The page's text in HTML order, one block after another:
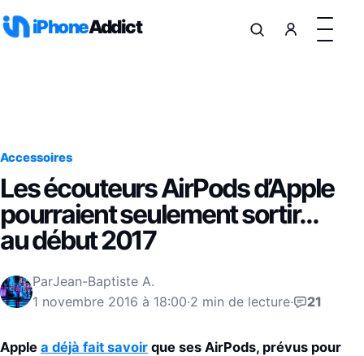
iPhoneAddict
Accessoires
Les écouteurs AirPods d’Apple
pourraient seulement sortir…
au début 2017
ParJean-Baptiste A.
1 novembre 2016 à 18:00·2 min de lecture· 21
Apple a déjà fait savoir que ses AirPods, prévus pour